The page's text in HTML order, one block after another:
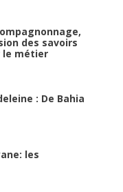
des savoirs
le métier
: De Bahia
les